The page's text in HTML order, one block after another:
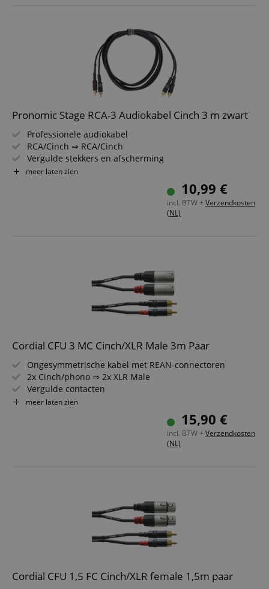
Pronomic Stage RCA-3 Audiokabel Cinch 3 m zwart
Professionele audiokabel
RCA/Cinch ⇒ RCA/Cinch
Vergulde stekkers en afscherming
Spanmoer trekontlasting en knikbeschermhoes van
meer laten zien
10,99 €
incl. BTW + Verzendkosten
(NL)
Cordial CFU 3 MC Cinch/XLR Male 3m Paar
Ongesymmetrische kabel met REAN-connectoren
2x Cinch/phono ⇒ 2x XLR Male
Vergulde contacten
Lengte: 3 m
meer laten zien
15,90 €
incl. BTW + Verzendkosten
(NL)
Cordial CFU 1,5 FC Cinch/XLR female 1,5m paar